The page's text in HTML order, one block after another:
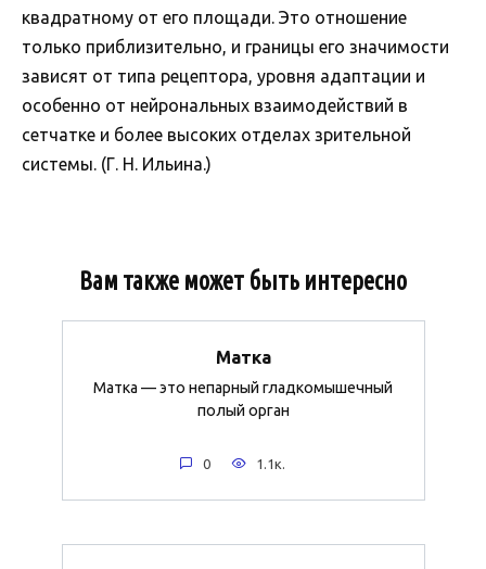
квадратному от его площади. Это отношение
только приблизительно, и границы его значимости
зависят от типа рецептора, уровня адаптации и
особенно от нейрональных взаимодействий в
сетчатке и более высоких отделах зрительной
системы. (Г. Н. Ильина.)
Вам также может быть интересно
Матка
Матка — это непарный гладкомышечный
полый орган
0 1.1к.